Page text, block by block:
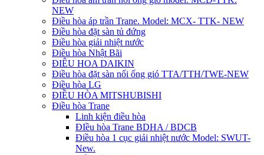
NEW
Điều hòa áp trần Trane. Model: MCX- TTK- NEW
Điều hòa đặt sàn tủ đứng
Điều hòa giải nhiệt nước
Điều hòa Nhật Bãi
ĐIÊU HOA DAIKIN
Điều hòa đặt sàn nối ống gió TTA/TTH/TWE-NEW
Điều hòa LG
ĐIỀU HÒA MITSHUBISHI
Điều hòa Trane
Linh kiện điều hòa
ĐIều hòa Trane BDHA / BDCB
Điều hòa 1 cục giải nhiệt nước Model: SWUT-
New.